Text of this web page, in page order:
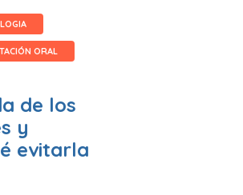
ORAL
de los
y
evitarla